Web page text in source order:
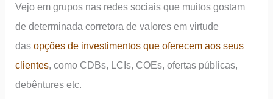
Vejo em grupos nas redes sociais que muitos gostam
de determinada corretora de valores em virtude
dasopções de investimentos que oferecem aos seus
clientes, como CDBs, LCIs, COEs, ofertas públicas,
debêntures etc.